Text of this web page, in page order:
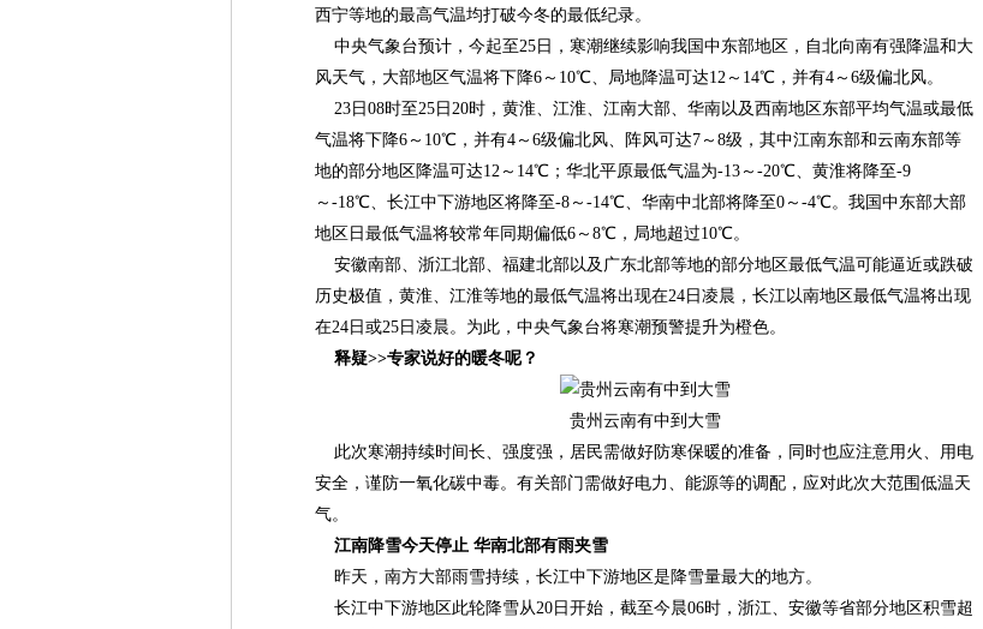
西宁等地的最高气温均打破今冬的最低纪录。
中央气象台预计，今起至25日，寒潮继续影响我国中东部地区，自北向南有强降温和大
风天气，大部地区气温将下降6～10℃、局地降温可达12～14℃，并有4～6级偏北风。
23日08时至25日20时，黄淮、江淮、江南大部、华南以及西南地区东部平均气温或最低
气温将下降6～10℃，并有4～6级偏北风、阵风可达7～8级，其中江南东部和云南东部等
地的部分地区降温可达12～14℃；华北平原最低气温为-13～-20℃、黄淮将降至-9
～-18℃、长江中下游地区将降至-8～-14℃、华南中北部将降至0～-4℃。我国中东部大部
地区日最低气温将较常年同期偏低6～8℃，局地超过10℃。
安徽南部、浙江北部、福建北部以及广东北部等地的部分地区最低气温可能逼近或跌破
历史极值，黄淮、江淮等地的最低气温将出现在24日凌晨，长江以南地区最低气温将出现
在24日或25日凌晨。为此，中央气象台将寒潮预警提升为橙色。
释疑>>专家说好的暖冬呢？
贵州云南有中到大雪
此次寒潮持续时间长、强度强，居民需做好防寒保暖的准备，同时也应注意用火、用电
安全，谨防一氧化碳中毒。有关部门需做好电力、能源等的调配，应对此次大范围低温天
气。
江南降雪今天停止 华南北部有雨夹雪
昨天，南方大部雨雪持续，长江中下游地区是降雪量最大的地方。
长江中下游地区此轮降雪从20日开始，截至今晨06时，浙江、安徽等省部分地区积雪超